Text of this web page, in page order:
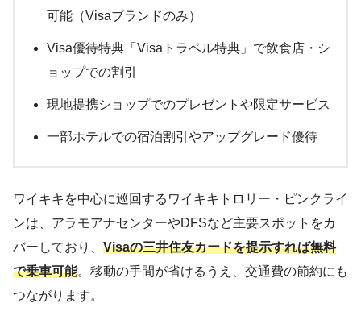
可能（Visaブランドのみ）
Visa優待特典「Visaトラベル特典」で飲食店・シ
ョップでの割引
現地提携ショップでのプレゼントや限定サービス
一部ホテルでの宿泊割引やアップグレード優待
ワイキキを中心に巡回するワイキキトロリー・ピンクライ
ンは、アラモアナセンターやDFSなど主要スポットをカ
バーしており、 Visaの三井住友カードを提示すれば無料
で乗車可能。移動の手間が省けるうえ、交通費の節約にも
つながります。